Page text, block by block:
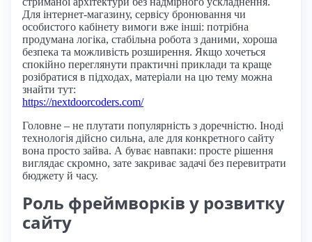
Для інтернет-магазину, сервісу бронювання чи
особистого кабінету вимоги вже інші: потрібна
продумана логіка, стабільна робота з даними, хороша
безпека та можливість розширення. Якщо хочеться
спокійно переглянути практичні приклади та краще
розібратися в підходах, матеріали на цю тему можна
знайти тут:
https://nextdoorcoders.com/
Головне – не плутати популярність з доречністю. Іноді
технологія дійсно сильна, але для конкретного сайту
вона просто зайва. А буває навпаки: просте рішення
виглядає скромно, зате закриває задачі без перевитрати
бюджету й часу.
Роль фреймворків у розвитку
сайту